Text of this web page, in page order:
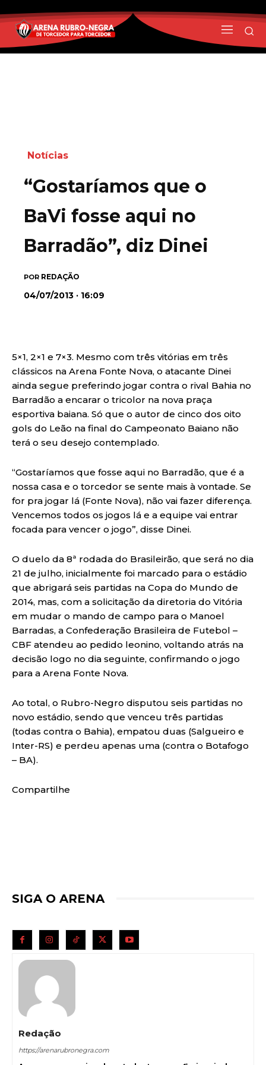
Notícias
“Gostaríamos que o
BaVi fosse aqui no
Barradão”, diz Dinei
POR REDAÇÃO
04/07/2013 · 16:09
5×1, 2×1 e 7×3. Mesmo com três vitórias em três
clássicos na Arena Fonte Nova, o atacante Dinei
ainda segue preferindo jogar contra o rival Bahia no
Barradão a encarar o tricolor na nova praça
esportiva baiana. Só que o autor de cinco dos oito
gols do Leão na final do Campeonato Baiano não
terá o seu desejo contemplado.
“Gostaríamos que fosse aqui no Barradão, que é a
nossa casa e o torcedor se sente mais à vontade. Se
for pra jogar lá (Fonte Nova), não vai fazer diferença.
Vencemos todos os jogos lá e a equipe vai entrar
focada para vencer o jogo”, disse Dinei.
O duelo da 8ª rodada do Brasileirão, que será no dia
21 de julho, inicialmente foi marcado para o estádio
que abrigará seis partidas na Copa do Mundo de
2014, mas, com a solicitação da diretoria do Vitória
em mudar o mando de campo para o Manoel
Barradas, a Confederação Brasileira de Futebol –
CBF atendeu ao pedido leonino, voltando atrás na
decisão logo no dia seguinte, confirmando o jogo
para a Arena Fonte Nova.
Ao total, o Rubro-Negro disputou seis partidas no
novo estádio, sendo que venceu três partidas
(todas contra o Bahia), empatou duas (Salgueiro e
Inter-RS) e perdeu apenas uma (contra o Botafogo
– BA).
Compartilhe
SIGA O ARENA
Redação
https://arenarubronegra.com